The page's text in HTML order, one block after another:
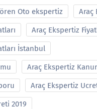
Oto ekspertiz Araç
Araç Ekspertiz
İstanbul
Araç Ekspertiz
Araç Ekspertiz
2019